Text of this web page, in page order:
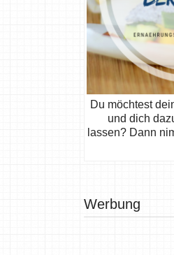
Du möchtest
und dich
lassen? Dann
Werbung